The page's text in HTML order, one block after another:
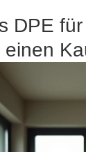
DPE
einen